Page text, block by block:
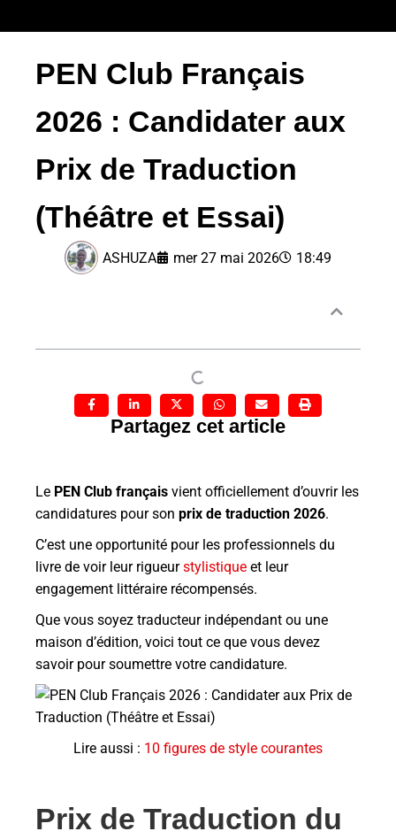
PEN Club Français
2026 : Candidater aux
Prix de Traduction
(Théâtre et Essai)
ASHUZA mer 27 mai 2026 18:49
Partagez cet article
Le PEN Club français vient officiellement d’ouvrir les
candidatures pour son prix de traduction 2026.
C’est une opportunité pour les professionnels du
livre de voir leur rigueurstylistique et leur
engagement littéraire récompensés.
Que vous soyez traducteur indépendant ou une
maison d’édition, voici tout ce que vous devez
savoir pour soumettre votre candidature.
Lire aussi : 10 figures de style courantes
Prix de Traduction du